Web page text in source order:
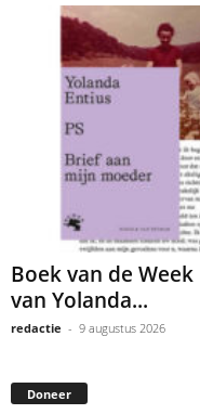
Boek van de
van Yolanda...
redactie - 9 augustus 2026
Doneer